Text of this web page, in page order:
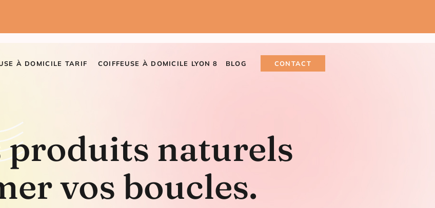
À DOMICILE TARIF COIFFEUSE À DOMICILE LYON 8 BLOG CONTACT
produits naturels
vos boucles.